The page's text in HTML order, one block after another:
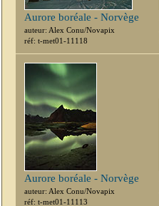
Aurore boréale - Norvège
auteur: Alex Conu/Novapix
réf: t-met01-11118
Aurore boréale - Norvège
auteur: Alex Conu/Novapix
réf: t-met01-11113